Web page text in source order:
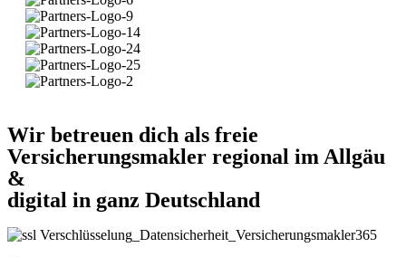
Wir betreuen dich als freie
Versicherungsmakler regional im Allgäu
&
digital in ganz Deutschland